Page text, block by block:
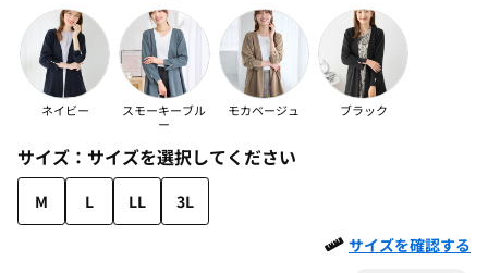
ネイビー
スモーキーブル
ー
モカベージュ ブラック
サイズ： サイズを選択してください
M L LL
3L
サイズを確認する